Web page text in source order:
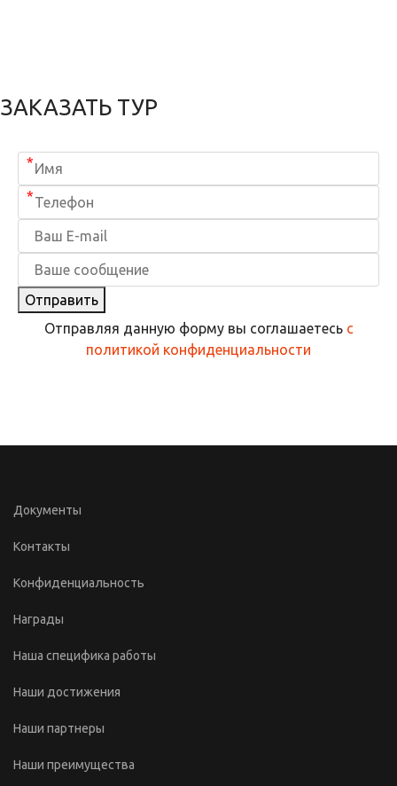
ЗАКАЗАТЬ ТУР
*
*
Отправить
Отправляя данную форму вы соглашаетесь с
политикой конфиденциальности
Документы
Контакты
Конфиденциальность
Награды
Наша специфика работы
Наши достижения
Наши партнеры
Наши преимущества